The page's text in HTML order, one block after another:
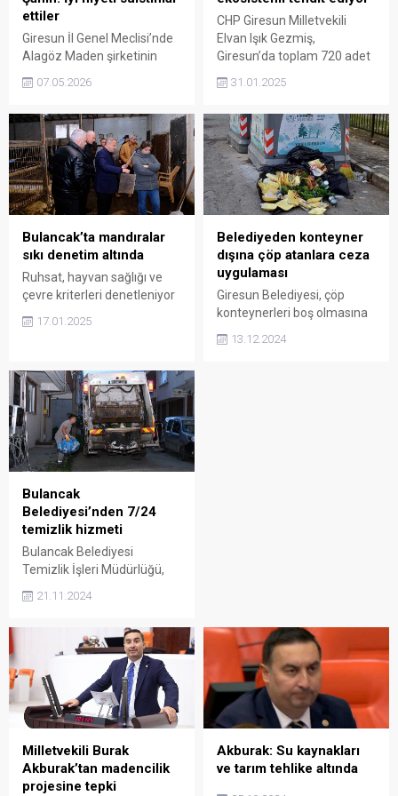
ettiler
Giresun İl Genel Meclisi’nde
Alagöz Maden şirketinin
masaya yatırıldı. İl Genel
Şahin, şirkete yönelik sert
açıklamalar yaparak “En ağır
şekilde cezalandırılmalı”
dedi.
07.05.2026
CHP Giresun Milletvekili
Elvan Işık Gezmiş,
Giresun’da toplam 720 adet
bulunduğunu ve madencilik
ciddi zarar verdiğini belirtti.
Gezmiş, “Sularımız
kirleniyor, tarım alanlarımız
yok oluyor” dedi.
31.01.2025
Bulancak’ta mandıralar
sıkı denetim altında
Ruhsat, hayvan sağlığı ve
çevre kriterleri denetleniyor
17.01.2025
Belediyeden konteyner
dışına çöp atanlara ceza
uygulaması
Giresun Belediyesi, çöp
konteynerleri boş olmasına
çevreye bırakan işletmelere
13.12.2024
Bulancak
Belediyesi’nden 7/24
temizlik hizmeti
Bulancak Belediyesi
Temizlik İşleri Müdürlüğü,
misyonuyla çalışmalarını
21.11.2024
Milletvekili Burak
Akburak’tan madencilik
projesine tepki
Akburak: Su kaynakları
ve tarım tehlike altında